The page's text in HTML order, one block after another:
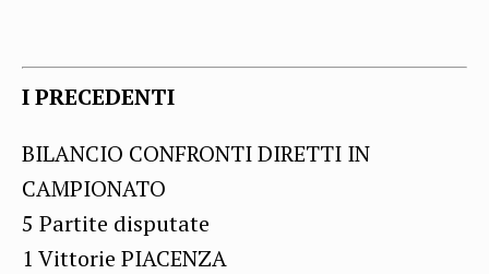
I PRECEDENTI
BILANCIO CONFRONTI DIRETTI IN
CAMPIONATO
5 Partite disputate
1 Vittorie PIACENZA